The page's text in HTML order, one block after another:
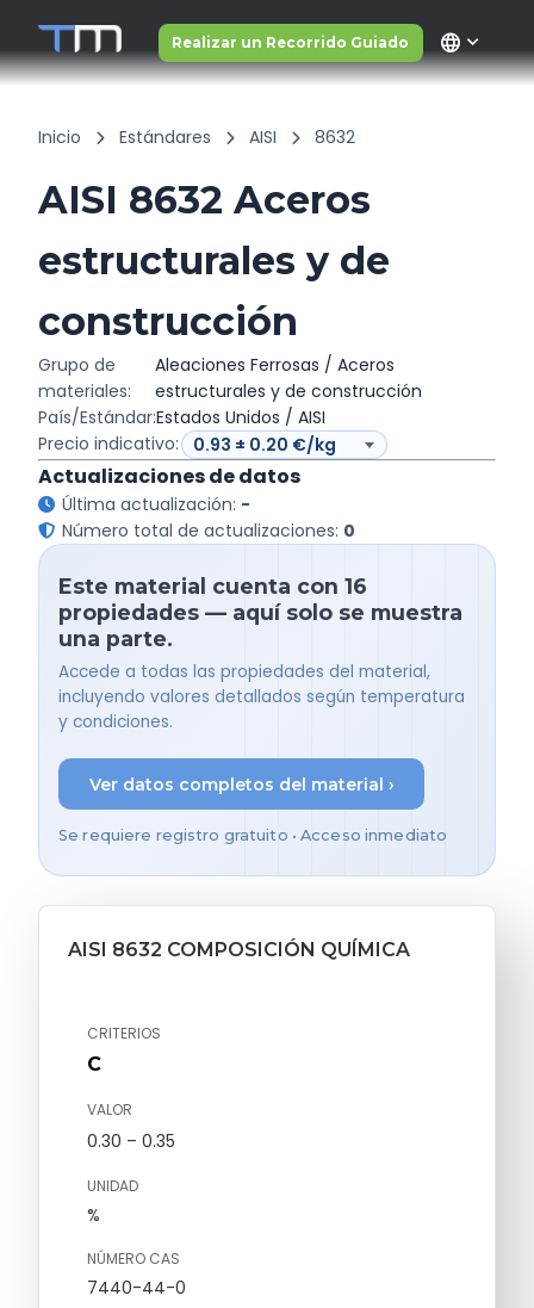
Realizar un Recorrido Guiado language
Inicio Estándares AISI 8632
AISI 8632 Aceros
estructurales y de
construcción
Grupo de
materiales:
Aleaciones Ferrosas / Aceros
estructurales y de construcción
País/Estándar:Estados Unidos / AISI
Precio indicativo:
Actualizaciones de datos
Última actualización: -
Número total de actualizaciones: 0
Este material cuenta con 16
propiedades — aquí solo se muestra
una parte.
Accede a todas las propiedades del material,
incluyendo valores detallados según temperatura
y condiciones.
Ver datos completos del material ›
Se requiere registro gratuito • Acceso inmediato
AISI 8632 COMPOSICIÓN QUÍMICA
CRITERIOS
C
VALOR
0.30 – 0.35
UNIDAD
%
NÚMERO CAS
7440-44-0